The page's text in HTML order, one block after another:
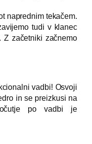
naprednim tekačem.
tudi v klanec
Z začetniki začnemo
vadbi! Osvoji
in se preizkusi na
po vadbi je